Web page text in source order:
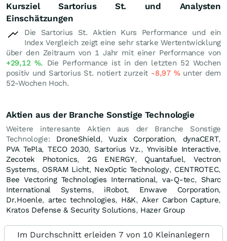
Kursziel Sartorius St. und Analysten
Einschätzungen
Die Sartorius St. Aktien Kurs Performance und ein
Index Vergleich zeigt eine sehr starke Wertentwicklung
über den Zeitraum von 1 Jahr mit einer Performance von
+29,12 %. Die Performance ist in den letzten 52 Wochen
positiv und Sartorius St. notiert zurzeit -8,97 %unter dem
52-Wochen Hoch.
Aktien aus der Branche Sonstige Technologie
Weitere interesante Aktien aus der Branche Sonstige
Technologie: DroneShield,Vuzix Corporation, dynaCERT,
PVA TePla, TECO 2030, Sartorius Vz., Ynvisible Interactive,
Zecotek Photonics, 2G ENERGY, Quantafuel,Vectron
Systems, OSRAM Licht, NexOptic Technology, CENTROTEC,
Bee Vectoring Technologies International,va-Q-tec, Sharc
International Systems, iRobot, Enwave Corporation,
Dr.Hoenle, artec technologies, H&K,Aker Carbon Capture,
Kratos Defense & Security Solutions, Hazer Group
Im Durchschnitt erleiden 7 von 10 Kleinanlegern